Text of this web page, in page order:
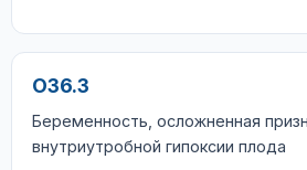
O36.3
Беременность, осложненная
внутриутробной гипоксии плода